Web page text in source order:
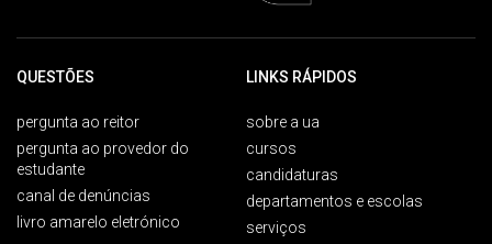
QUESTÕES
pergunta ao reitor
pergunta ao provedor do
estudante
canal de denúncias
livro amarelo eletrónico
LINKS RÁPIDOS
sobre a ua
cursos
candidaturas
departamentos e escolas
serviços